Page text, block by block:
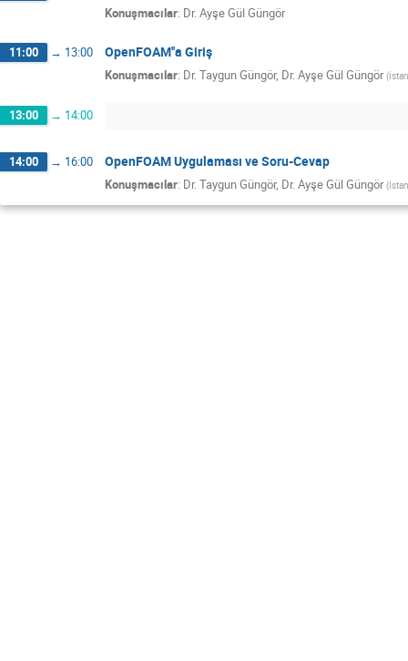
Konuşmacılar: Dr.Ayşe Gül Güngör
11:00 → 13:00 OpenFOAM''a Giriş
Konuşmacılar: Dr. Taygun Güngör, Dr. Ayşe Gül Güngör (
13:00 → 14:00
14:00 → 16:00 OpenFOAM Uygulaması ve Soru-Cevap
Konuşmacılar: Dr. Taygun Güngör, Dr. Ayşe Gül Güngör (